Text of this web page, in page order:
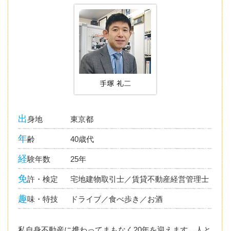
出身地 東京都
年齢 40歳代
経験年数 25年
免許・検定 宅地建物取引士／賃貸不動産経営管理士
趣味・特技 ドライブ／食べ歩き／お酒